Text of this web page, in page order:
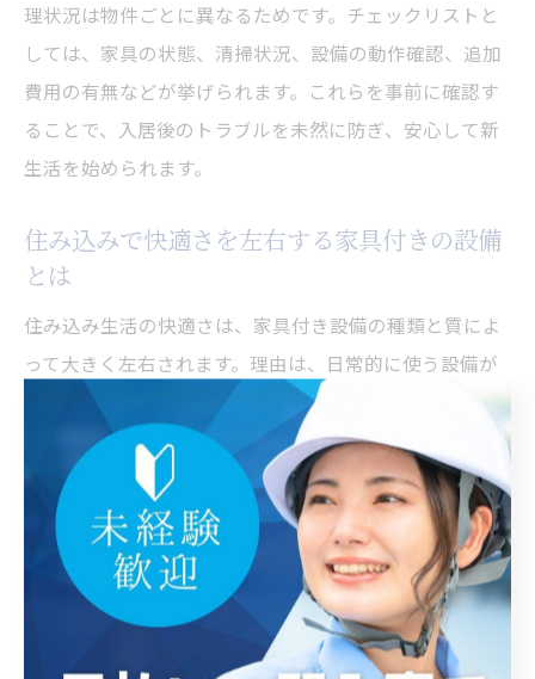
理状況は物件ごとに異なるためです。チェックリストと
しては、家具の状態、清掃状況、設備の動作確認、追加
費用の有無などが挙げられます。これらを事前に確認す
ることで、入居後のトラブルを未然に防ぎ、安心して新
生活を始められます。
住み込みで快適さを左右する家具付きの設備
とは
住み込み生活の快適さは、家具付き設備の種類と質によ
って大きく左右されます。理由は、日常的に使う設備が
不十分だとストレスの原因になるからです。代表的な設
備には、ベッド、デスク、冷蔵庫、電子レンジ、エアコ
ンなどがあります。これらがしっかり備わった物件であ
れば、住み込み生活の質が向上し、仕事にも集中しやす
くなります。
家具付き住み込み物件の比較ポイントを解説